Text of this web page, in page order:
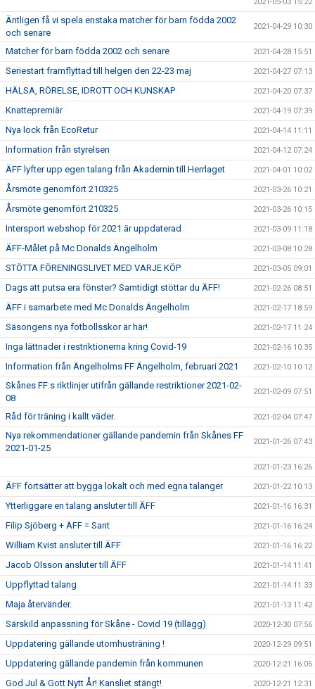
Äntligen få vi spela enstaka matcher för barn födda 2002
och senare
2021-04-29 10:30
Matcher för barn födda 2002 och senare 2021-04-28 15:51
Seriestart framflyttad till helgen den 22-23 maj 2021-04-27 07:13
HÄLSA, RÖRELSE, IDROTT OCH KUNSKAP 2021-04-20 07:37
Knattepremiär 2021-04-19 07:39
Nya lock från EcoRetur 2021-04-14 11:11
Information från styrelsen 2021-04-12 07:24
ÄFF lyfter upp egen talang från Akademin till Herrlaget 2021-04-01 10:02
Årsmöte genomfört 210325 2021-03-26 10:21
Årsmöte genomfört 210325 2021-03-26 10:15
Intersport webshop för 2021 är uppdaterad 2021-03-09 11:18
ÄFF-Målet på Mc Donalds Ängelholm 2021-03-08 10:28
STÖTTA FÖRENINGSLIVET MED VARJE KÖP 2021-03-05 09:01
Dags att putsa era fönster? Samtidigt stöttar du ÄFF! 2021-02-26 08:51
ÄFF i samarbete med Mc Donalds Ängelholm 2021-02-17 18:59
Säsongens nya fotbollsskor är här! 2021-02-17 11:24
Inga lättnader i restriktionerna kring Covid-19 2021-02-16 10:35
Information från Ängelholms FF Ängelholm, februari 2021 2021-02-10 10:12
Skånes FF:s riktlinjer utifrån gällande restriktioner 2021-02-
08
2021-02-09 07:51
Råd för träning i kallt väder. 2021-02-04 07:47
Nya rekommendationer gällande pandemin från Skånes FF
2021-01-25
2021-01-26 07:43
2021-01-23 16:26
ÄFF fortsätter att bygga lokalt och med egna talanger 2021-01-22 10:13
Ytterliggare en talang ansluter till ÄFF 2021-01-16 16:31
Filip Sjöberg + ÄFF = Sant 2021-01-16 16:24
William Kvist ansluter till ÄFF 2021-01-16 16:22
Jacob Olsson ansluter till ÄFF 2021-01-14 11:41
Uppflyttad talang 2021-01-14 11:33
Maja återvänder. 2021-01-13 11:42
Särskild anpassning för Skåne - Covid 19 (tillägg) 2020-12-30 07:56
Uppdatering gällande utomhusträning ! 2020-12-29 09:51
Uppdatering gällande pandemin från kommunen 2020-12-21 16:05
God Jul & Gott Nytt År! Kansliet stängt! 2020-12-21 12:31